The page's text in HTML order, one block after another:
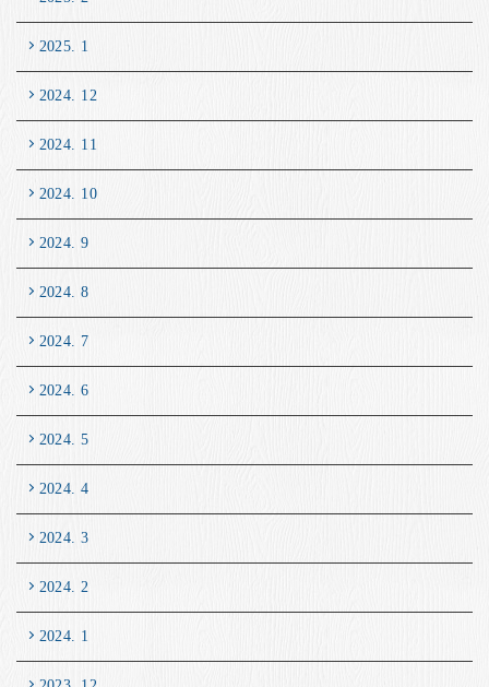
2025. 1
2024. 12
2024. 11
2024. 10
2024. 9
2024. 8
2024. 7
2024. 6
2024. 5
2024. 4
2024. 3
2024. 2
2024. 1